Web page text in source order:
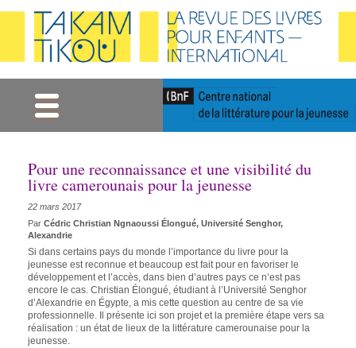
Pour une reconnaissance et une visibilité du
livre camerounais pour la jeunesse
22 mars 2017
Par Cédric Christian Ngnaoussi Élongué, Université Senghor,
Alexandrie
Si dans certains pays du monde l’importance du livre pour la
jeunesse est reconnue et beaucoup est fait pour en favoriser le
développement et l’accès, dans bien d’autres pays ce n’est pas
encore le cas. Christian Élongué, étudiant à l’Université Senghor
d’Alexandrie en Égypte, a mis cette question au centre de sa vie
professionnelle. Il présente ici son projet et la première étape vers sa
réalisation : un état de lieux de la littérature camerounaise pour la
jeunesse.